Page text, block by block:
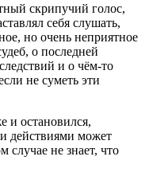
скрипучий голос,
себя слушать,
но очень неприятное
о последней
и о чём-то
не суметь эти
и остановился,
действиями может
случае не знает, что